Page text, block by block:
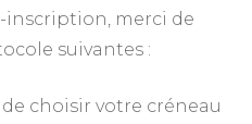
inscription, merci de
suivantes :
choisir votre créneau